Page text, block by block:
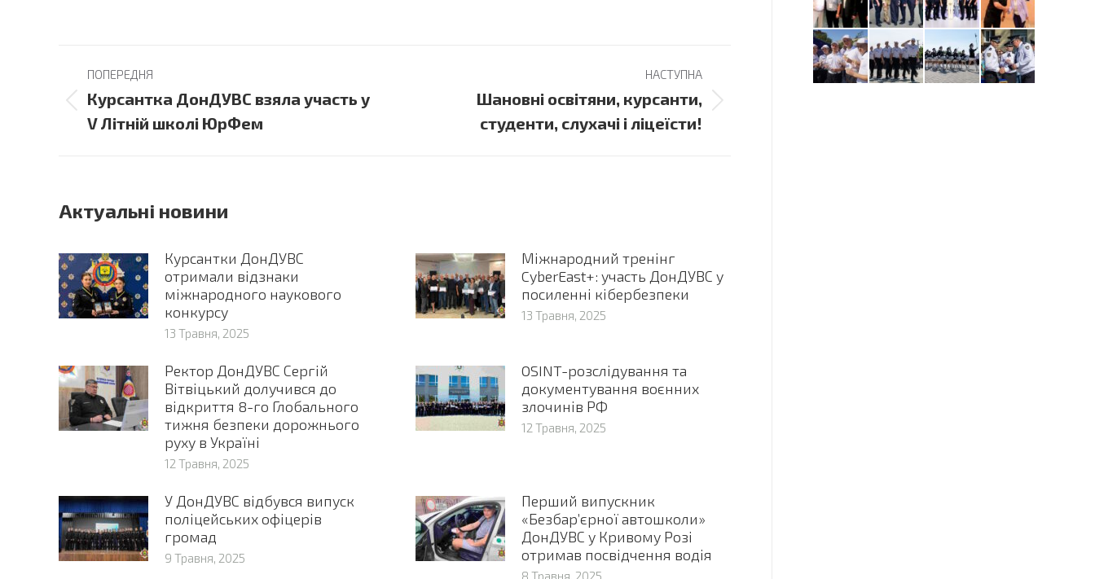
Post
navigation
ПОПЕРЕДНЯ
Previous
post:
Курсантка ДонДУВС взяла участь у
V Літній школі ЮрФем
НАСТУПНА
Шановні освітяни, курсанти,
студенти, слухачі і ліцеїсти!
Актуальні новини
Курсантки ДонДУВС
отримали відзнаки
міжнародного наукового
конкурсу
13 Травня, 2025
Міжнародний тренінг
CyberEast+: участь ДонДУВС у
посиленні кібербезпеки
13 Травня, 2025
Ректор ДонДУВС Сергій
Вітвіцький долучився до
відкриття 8-го Глобального
тижня безпеки дорожнього
руху в Україні
12 Травня, 2025
OSINT-розслідування та
документування воєнних
злочинів РФ
12 Травня, 2025
У ДонДУВС відбувся випуск
поліцейських офіцерів
громад
9 Травня, 2025
Перший випускник
«Безбар’єрної автошколи»
ДонДУВС у Кривому Розі
отримав посвідчення водія
8 Травня, 2025